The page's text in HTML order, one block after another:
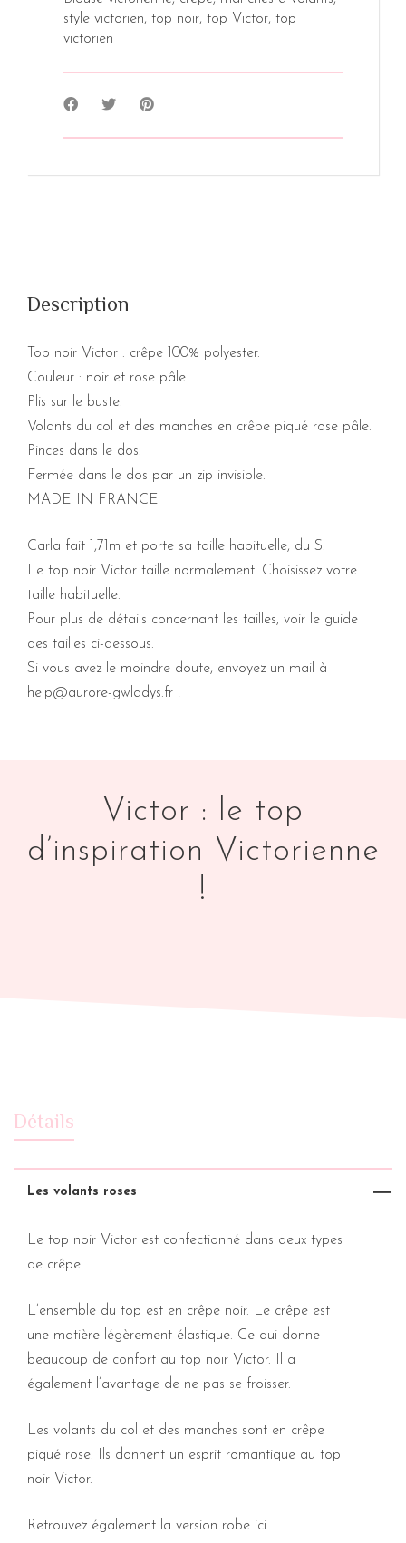
style victorien, top noir, top Victor, top
victorien
Description
Top noir Victor : crêpe 100% polyester.
Couleur : noir et rose pâle.
Plis sur le buste.
Volants du col et des manches en crêpe piqué rose pâle.
Pinces dans le dos.
Fermée dans le dos par un zip invisible.
MADE IN FRANCE
Carla fait 1,71m et porte sa taille habituelle, du S.
Le top noir Victor taille normalement. Choisissez votre
taille habituelle.
Pour plus de détails concernant les tailles, voir le guide
des tailles ci-dessous.
Si vous avez le moindre doute, envoyez un mail à
help@aurore-gwladys.fr !
Victor : le top
d’inspiration Victorienne
!
Détails
Les volants roses
Le top noir Victor est confectionné dans deux types
de crêpe.
L’ensemble du top est en crêpe noir. Le crêpe est
une matière légèrement élastique. Ce qui donne
beaucoup de confort au top noir Victor. Il a
également l’avantage de ne pas se froisser.
Les volants du col et des manches sont en crêpe
piqué rose. Ils donnent un esprit romantique au top
noir Victor.
Retrouvez également la version robe ici.